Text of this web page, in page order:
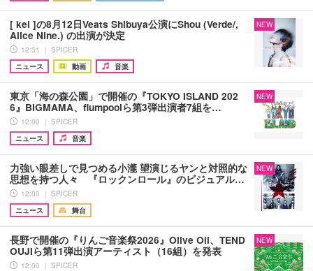
[ kei ]の8月12日Veats Shibuya公演にShou (Verde/,
Alice Nine.) の出演が決定
12:31 ｜ SPICER
ニュース
動画 音楽
NEW
東京「海の森公園」で開催の『TOKYO ISLAND 202
6』BIGMAMA、flumpoolら第3弾出演者7組を…
12:00 ｜ SPICER
ニュース
音楽
NEW
力強い眼差しで見つめる小瀧 望演じるヤンと対照的な
思想を持つ人々 『ロックンロール』のビジュアル…
12:00 ｜ SPICER
ニュース
舞台
NEW
長野で開催の『りんご音楽祭2026』Olive Oil、TEND
OUJIら第11弾出演アーティスト（16組）を発表
12:00 ｜ SPICER
NEW